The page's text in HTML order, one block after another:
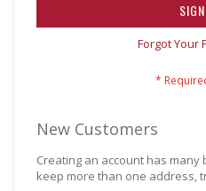
Forgot Your
New Customers
Creating an account has
keep more than one address,